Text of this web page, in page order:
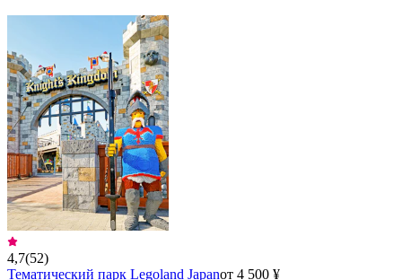
4,7(52)
Тематический парк Legoland Japanот 4 500 ¥